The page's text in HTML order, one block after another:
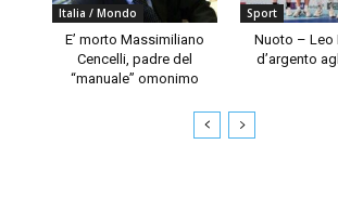
Italia / Mondo
E’ morto Massimiliano
Cencelli, padre del
“manuale” omonimo
Sport
Nuoto – Leo
d’argento